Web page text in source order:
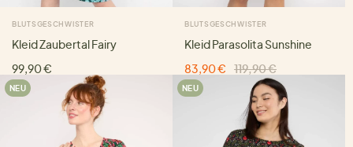
BLUTSGESCHWISTER
Kleid Zaubertal Fairy
99,90 €
BLUTSGESCHWISTER
Kleid Parasolita Sunshine
83,90 €
119,90 €
NEU NEU